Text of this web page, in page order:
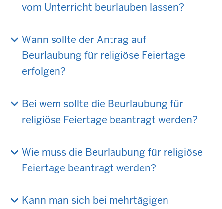
vom Unterricht beurlauben lassen?
Wann sollte der Antrag auf
Beurlaubung für religiöse Feiertage
erfolgen?
Bei wem sollte die Beurlaubung für
religiöse Feiertage beantragt werden?
Wie muss die Beurlaubung für religiöse
Feiertage beantragt werden?
Kann man sich bei mehrtägigen